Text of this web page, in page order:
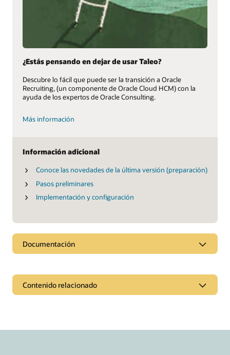
¿Estás pensando en dejar de usar Taleo?
Descubre lo fácil que puede ser la transición a Oracle
Recruiting, (un componente de Oracle Cloud HCM) con la
ayuda de los expertos de Oracle Consulting.
Más información
Información adicional
Conoce las novedades de la última versión (preparación)
Pasos preliminares
Implementación y configuración
Documentación
Contenido relacionado
Una nueva estrategia de contratación para el nuevo mundo